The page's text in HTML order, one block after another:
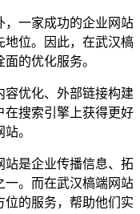
，一家成功的企业网站
地位。因此，在武汉槁
的优化服务。
容优化、外部链接构建
在搜索引擎上获得更好
。
是企业传播信息、拓
一。而在武汉槁端网站
位的服务，帮助他们实